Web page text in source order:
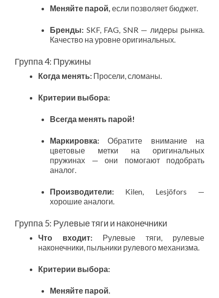
Меняйте парой, если позволяет бюджет.
Бренды: SKF, FAG, SNR — лидеры рынка.
Качество на уровне оригинальных.
Группа 4: Пружины
Когда менять: Просели, сломаны.
Критерии выбора:
Всегда менять парой!
Маркировка: Обратите внимание на
цветовые метки на оригинальных
пружинах — они помогают подобрать
аналог.
Производители: Kilen, Lesjöfors —
хорошие аналоги.
Группа 5: Рулевые тяги и наконечники
Что входит: Рулевые тяги, рулевые
наконечники, пыльники рулевого механизма.
Критерии выбора:
Меняйте парой.